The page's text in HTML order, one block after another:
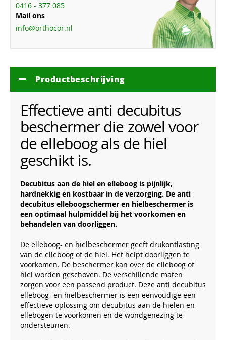
0416 - 377 085
Mail ons
info@orthocor.nl
Productbeschrijving
Effectieve anti decubitus
beschermer die zowel voor
de elleboog als de hiel
geschikt is.
Decubitus aan de hiel en elleboog is pijnlijk,
hardnekkig en kostbaar in de verzorging. De anti
decubitus elleboogschermer en hielbeschermer is
een optimaal hulpmiddel bij het voorkomen en
behandelen van doorliggen.
De elleboog- en hielbeschermer geeft drukontlasting
van de elleboog of de hiel. Het helpt doorliggen te
voorkomen. De beschermer kan over de elleboog of
hiel worden geschoven. De verschillende maten
zorgen voor een passend product. Deze anti decubitus
elleboog- en hielbeschermer is een eenvoudige een
effectieve oplossing om decubitus aan de hielen en
ellebogen te voorkomen en de wondgenezing te
ondersteunen.